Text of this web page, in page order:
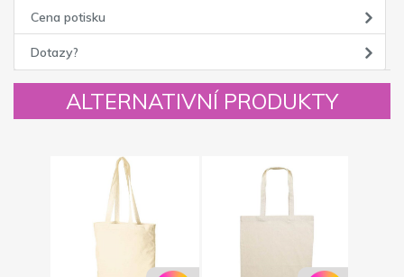
Cena potisku
Dotazy?
ALTERNATIVNÍ PRODUKTY